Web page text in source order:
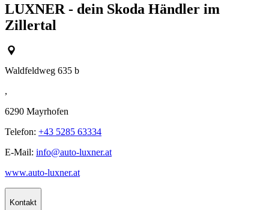
LUXNER - dein Skoda Händler im
Zillertal
Waldfeldweg 635 b
,
6290 Mayrhofen
Telefon: +43 5285 63334
E-Mail: info@auto-luxner.at
www.auto-luxner.at
Kontakt